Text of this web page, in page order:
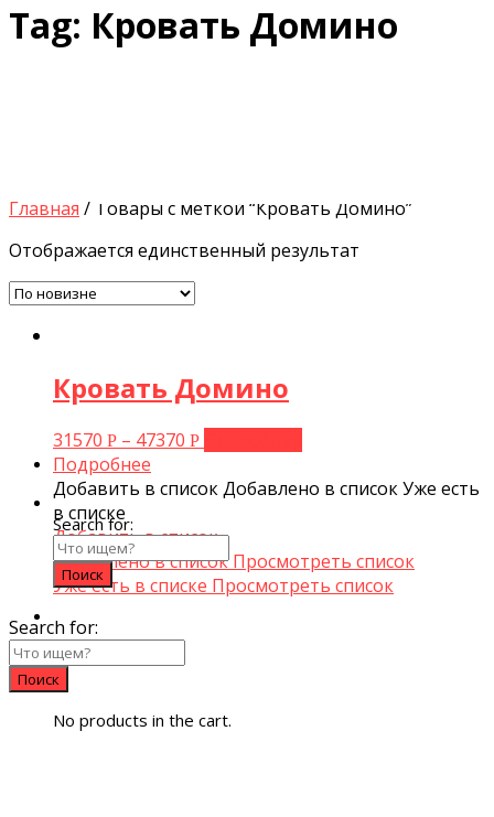
Search for:
0
No products in the cart.
Tag: Кровать Домино
Главная / Товары с меткой “Кровать Домино”
Отображается единственный результат
Кровать Домино
31570 Р – 47370 Р
Подробнее
Добавить в списокДобавлено в списокУже есть
в списке
Добавить в список
Добавлено в списокПросмотреть список
Уже есть в списке Просмотреть список
Search for: